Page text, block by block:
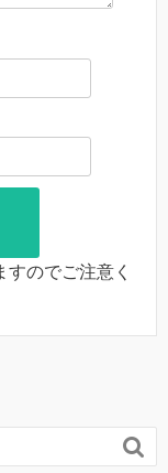
のでご注意く
